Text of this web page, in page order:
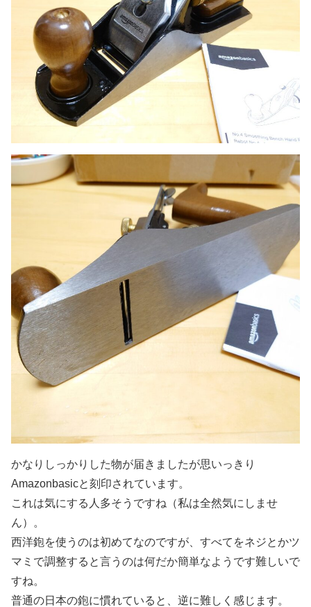
かなりしっかりした物が届きましたが思いっきり
Amazonbasicと刻印されています。
これは気にする人多そうですね（私は全然気にしませ
ん）。
西洋鉋を使うのは初めてなのですが、すべてをネジとかツ
マミで調整すると言うのは何だか簡単なようです難しいで
すね。
普通の日本の鉋に慣れていると、逆に難しく感じます。